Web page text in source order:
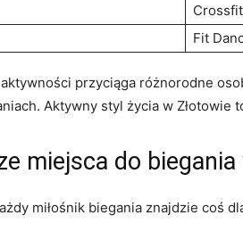
Crossfit
Fit
przyciąga różnorodne
Aktywny styl życia⁤ w Złotowie⁣
miejsca do biegania
miłośnik biegania⁣ znajdzie coś